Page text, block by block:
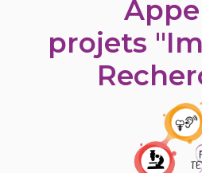
projets